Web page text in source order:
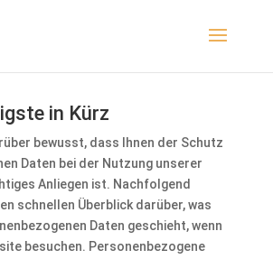
in Kürz
bewusst, dass Ihnen der Schutz
Daten bei der Nutzung unserer
Anliegen ist. Nachfolgend
schnellen Überblick darüber, was
Daten geschieht, wenn
besuchen. Personenbezogene